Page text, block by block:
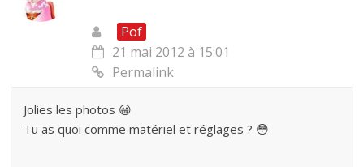
Pof
21 mai 2012 à 15:01
Permalink
Jolies les photos 😀
Tu as quoi comme matériel et réglages ? 😳